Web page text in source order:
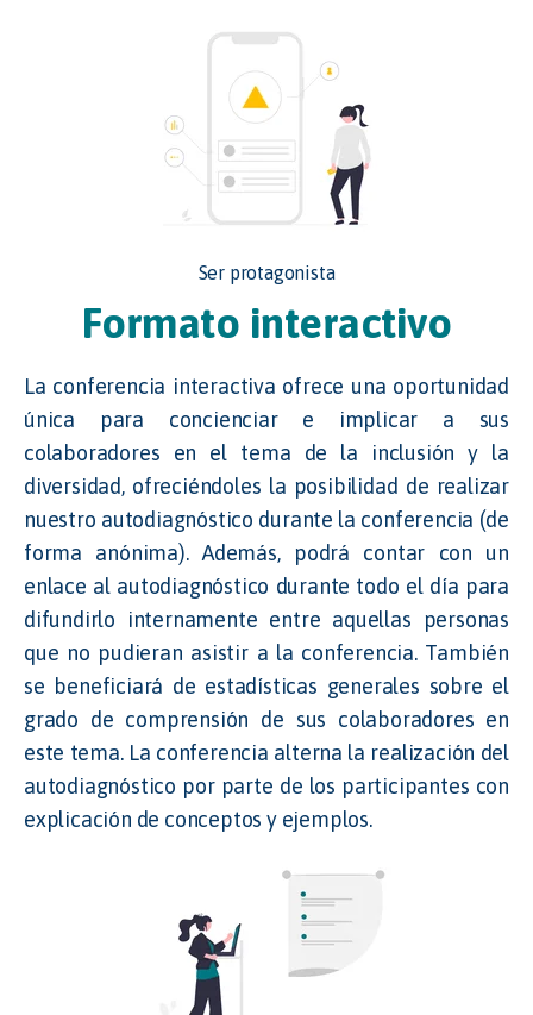
Ser protagonista
Formato interactivo
La conferencia interactiva ofrece una oportunidad
única para concienciar e implicar a sus
colaboradores en el tema de la inclusión y la
diversidad, ofreciéndoles la posibilidad de realizar
nuestro autodiagnóstico durante la conferencia (de
forma anónima). Además, podrá contar con un
enlace al autodiagnóstico durante todo el día para
difundirlo internamente entre aquellas personas
que no pudieran asistir a la conferencia. También
se beneficiará de estadísticas generales sobre el
grado de comprensión de sus colaboradores en
este tema. La conferencia alterna la realización del
autodiagnóstico por parte de los participantes con
explicación de conceptos y ejemplos.